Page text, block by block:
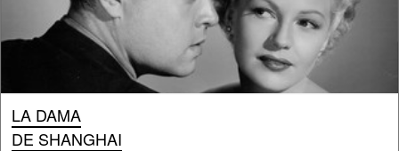
LA DAMA
DE SHANGHAI